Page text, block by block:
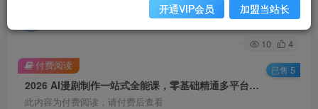
关注 私信
10 4
2026 AI漫剧制作一站式全能课，零基础精通多平台工具，快速批量产出原创漫剧
此内容为付费阅读，请付费后查看
付费阅读 已售 5
开通VIP会员 加盟当站长